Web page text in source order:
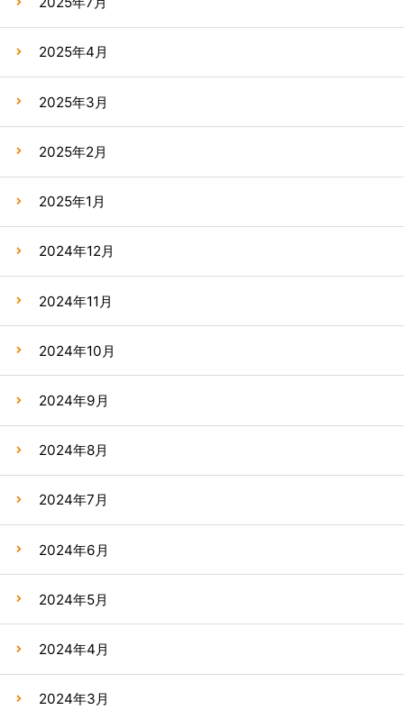
2025年4月
2025年3月
2025年2月
2025年1月
2024年12月
2024年11月
2024年10月
2024年9月
2024年8月
2024年7月
2024年6月
2024年5月
2024年4月
2024年3月